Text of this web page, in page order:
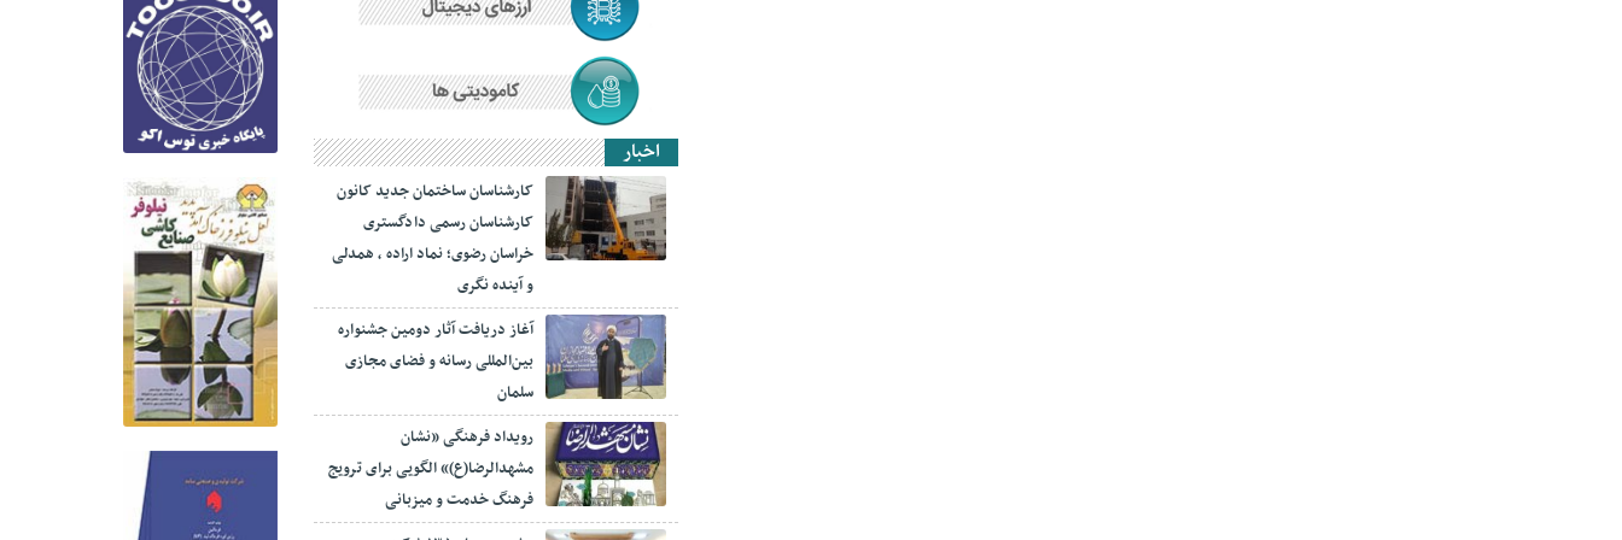
اخبار
کارشناسان ساختمان جدید کانون
کارشناسان رسمی دادگستری
خراسان رضوی؛ نماد اراده ، همدلی
و آینده نگری
آغاز دریافت آثار دومین جشنواره
بین‌المللی رسانه و فضای مجازی
سلمان
رویداد فرهنگی «نشان
مشهدالرضا(ع)» الگویی برای ترویج
فرهنگ خدمت و میزبانی